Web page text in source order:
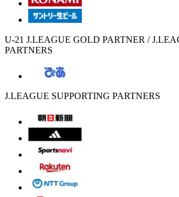
U-21 J.LEAGUE GOLD PARTNER /
PARTNERS
J.LEAGUE SUPPORTING PARTNERS